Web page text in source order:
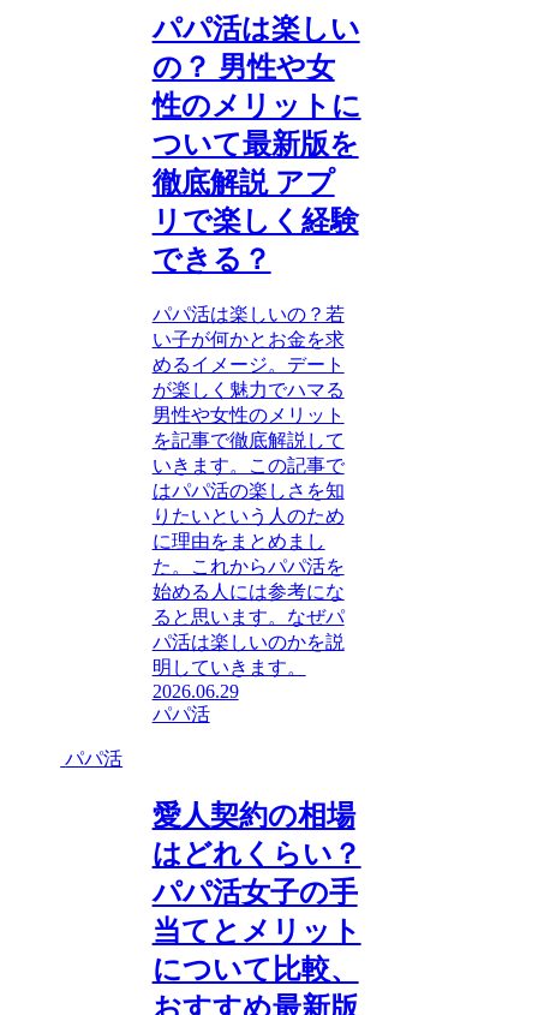
パパ活は楽しい
の？ 男性や女
性のメリットに
ついて最新版を
徹底解説 アプ
リで楽しく経験
できる？
パパ活は楽しいの？若
い子が何かとお金を求
めるイメージ。デート
が楽しく魅力でハマる
男性や女性のメリット
を記事で徹底解説して
いきます。この記事で
はパパ活の楽しさを知
りたいという人のため
に理由をまとめまし
た。これからパパ活を
始める人には参考にな
ると思います。なぜパ
パ活は楽しいのかを説
明していきます。
2026.06.29
パパ活
パパ活
愛人契約の相場
はどれくらい？
パパ活女子の手
当てとメリット
について比較、
おすすめ最新版